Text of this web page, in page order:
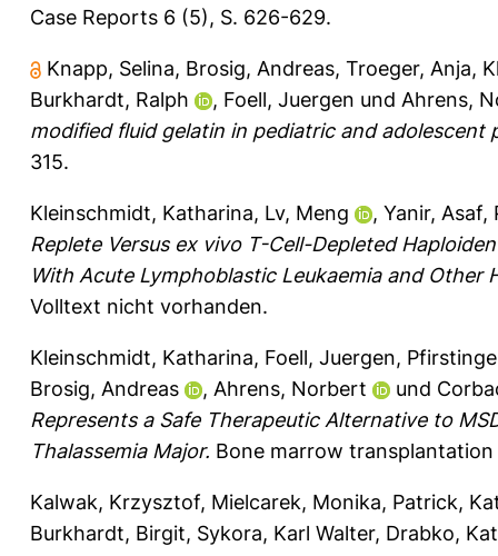
Case Reports 6 (5), S. 626-629.
Knapp, Selina, Brosig, Andreas, Troeger, Anja,
Burkhardt, Ralph
, Foell, Juergen und Ahrens,
modified fluid gelatin in pediatric and
315.
Kleinschmidt, Katharina, Lv, Meng , Yanir, Asaf,
Replete Versus ex vivo T-Cell-Depleted
With Acute Lymphoblastic Leukaemia and Other
Volltext nicht vorhanden.
Kleinschmidt, Katharina, Foell, Juergen,
Brosig, Andreas
, Ahrens, Norbert und
Represents a Safe Therapeutic Alternative to
Thalassemia Major. Bone marrow
Kalwak, Krzysztof, Mielcarek, Monika, Patrick,
Burkhardt, Birgit, Sykora, Karl Walter, Drabko,